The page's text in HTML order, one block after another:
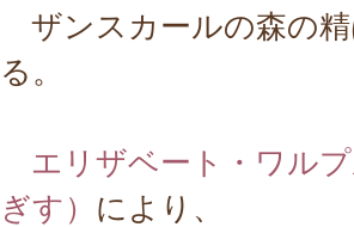
ザンスカールの森の
る。
エリザベート・ワル
ぎす） により、